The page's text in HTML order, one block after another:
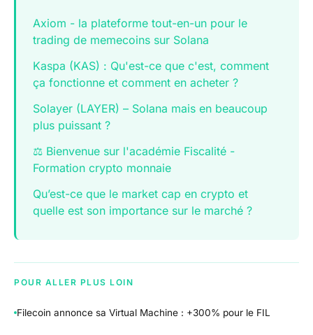
Axiom - la plateforme tout-en-un pour le
trading de memecoins sur Solana
Kaspa (KAS) : Qu'est-ce que c'est, comment
ça fonctionne et comment en acheter ?
Solayer (LAYER) – Solana mais en beaucoup
plus puissant ?
⚖️ Bienvenue sur l'académie Fiscalité -
Formation crypto monnaie
Qu’est-ce que le market cap en crypto et
quelle est son importance sur le marché ?
POUR ALLER PLUS LOIN
Filecoin annonce sa Virtual Machine : +300% pour le FIL